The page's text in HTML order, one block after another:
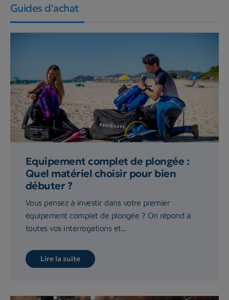
Guides d'achat
Equipement complet de plongée :
Quel matériel choisir pour bien
débuter ?
Vous pensez à investir dans votre premier
équipement complet de plongée ? On répond à
toutes vos interrogations et...
Lire la suite